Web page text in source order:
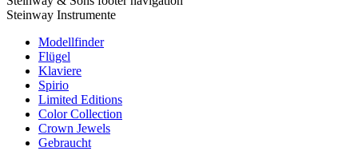
Steinway Instrumente
Modellfinder
Flügel
Klaviere
Spirio
Limited Editions
Color Collection
Crown Jewels
Gebraucht